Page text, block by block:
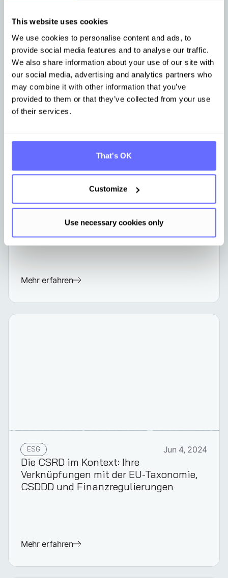
This website uses cookies
We use cookies to personalise content and ads, to
provide social media features and to analyse our traffic.
We also share information about your use of our site with
our social media, advertising and analytics partners who
may combine it with other information that you’ve
provided to them or that they’ve collected from your use
of their services.
That's OK
Customize
Use necessary cookies only
Mehr erfahren
EFRAG: Sektorspezifische ESRS -
Entwicklungsprozess erklärt
Mehr erfahren
ESG Jun 4, 2024
Die CSRD im Kontext: Ihre
Verknüpfungen mit der EU-Taxonomie,
CSDDD und Finanzregulierungen
Mehr erfahren